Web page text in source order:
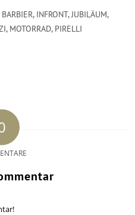
, INFRONT,JUBILÄUM,
, MOTORRAD, PIRELLI